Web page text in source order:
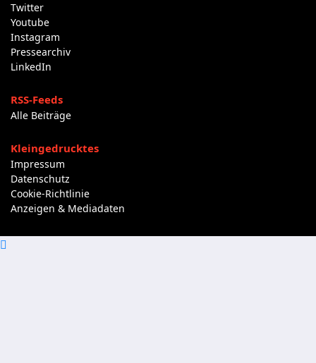
Twitter
Youtube
Instagram
Pressearchiv
LinkedIn
RSS-Feeds
Alle Beiträge
Kleingedrucktes
Impressum
Datenschutz
Cookie-Richtlinie
Anzeigen & Mediadaten